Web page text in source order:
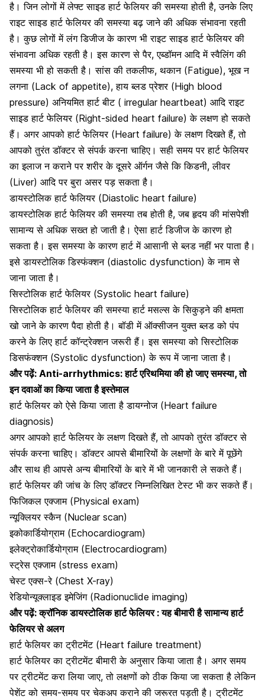
है। जिन लोगों में लेफ्ट साइड हार्ट फेलियर की समस्या होती है, उनके लिए
राइट साइड हार्ट फेलियर की समस्या बढ़ जाने की अधिक संभावना रहती
है। कुछ लोगों में लंग डिजीज के कारण भी राइट साइड हार्ट फेलियर की
संभावना अधिक रहती है। इस कारण से पैर, एब्डॉमन आदि में स्वैलिंग की
समस्या भी हो सकती है। सांस की तकलीफ, थकान (Fatigue), भूख न
लगना (Lack of appetite),हाय ब्लड प्रेशर (High blood
pressure) अनियमित हार्ट बीट ( irregular heartbeat) आदि राइट
साइड हार्ट फेलियर (Right-sided heart failure) के लक्षण हो सकते
हैं। अगर आपको हार्ट फेलियर (Heart failure) के लक्षण दिखते हैं, तो
आपको तुरंत डॉक्टर से संपर्क करना चाहिए। सही समय पर हार्ट फेलियर
का इलाज न कराने पर शरीर के दूसरे ऑर्गन जैसे कि किडनी, लीवर
(Liver) आदि पर बुरा असर पड़ सकता है।
डायस्टोलिक हार्ट फेलियर (Diastolic heart failure)
डायस्टोलिक हार्ट फेलियर की समस्या तब होती है, जब हृदय की मांसपेशी
सामान्य से अधिक सख्त हो जाती है। ऐसा हार्ट डिजीज के कारण हो
सकता है। इस समस्या के कारण हार्ट में आसानी से ब्लड नहीं भर पाता है।
इसे डायस्टोलिक डिस्फंक्शन (diastolic dysfunction) के नाम से
जाना जाता है।
सिस्टोलिक हार्ट फेलियर (Systolic heart failure)
सिस्टोलिक हार्ट फेलियर की समस्या हार्ट मसल्स के सिकुड़ने की क्षमता
खो जाने के कारण पैदा होती है। बॉडी में ऑक्सीजन युक्त ब्लड को पंप
करने के लिए हार्ट कॉन्ट्रेक्शन जरूरी हैं। इस समस्या को सिस्टोलिक
डिसफंक्शन (Systolic dysfunction) के रूप में जाना जाता है।
और पढ़ें: Anti-arrhythmics: हार्ट एरिथमिया की हो जाए समस्या, तो
इन दवाओं का किया जाता है इस्तेमाल
हार्ट फेलियर को ऐसे किया जाता है डायग्नोज (Heart failure
diagnosis)
अगर आपको हार्ट फेलियर के लक्षण दिखते हैं, तो आपको तुरंत डॉक्टर से
संपर्क करना चाहिए। डॉक्टर आपसे बीमारियों के लक्षणों के बारे में पूछेंगे
और साथ ही आपसे अन्य बीमारियों के बारे में भी जानकारी ले सकते हैं।
हार्ट फेलियर की जांच के लिए डॉक्टर निम्नलिखित टेस्ट भी कर सकते हैं।
फिजिकल एक्जाम (Physical exam)
न्यूक्लियर स्कैन (Nuclear scan)
इकोकार्डियोग्राम (Echocardiogram)
इलेक्ट्रोकार्डियोग्राम (Electrocardiogram)
स्ट्रेस एक्जाम (stress exam)
चेस्ट एक्स-रे (Chest X-ray)
रेडियोन्यूक्लाइड इमेजिंग (Radionuclide imaging)
और पढ़ें:क्रॉनिक डायस्टोलिक हार्ट फेलियर : यह बीमारी है सामान्य हार्ट
फेलियर से अलग
हार्ट फेलियर का ट्रीटमेंट (Heart failure treatment)
हार्ट फेलियर का ट्रीटमेंट बीमारी के अनुसार किया जाता है। अगर समय
पर ट्रीटमेंट करा लिया जाए, तो लक्षणों को ठीक किया जा सकता है लेकिन
पेशेंट को समय-समय पर चेकअप कराने की जरूरत पड़ती है। ट्रीटमेंट